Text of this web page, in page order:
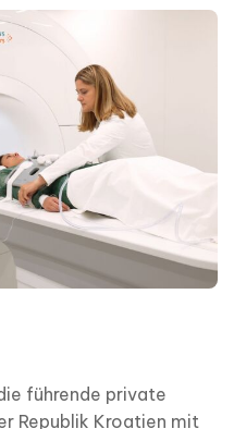
führende private
Republik Kroatien mit